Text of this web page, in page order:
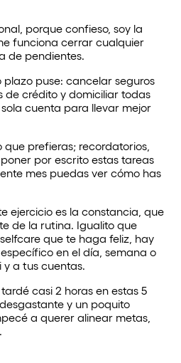
porque confieso, soy la
funciona cerrar cualquier
de pendientes.
plazo puse: cancelar seguros
de crédito y domiciliar todas
cuenta para llevar mejor
que prefieras; recordatorios,
por escrito estas tareas
mes puedas ver cómo has
ejercicio es la constancia, que
de la rutina. Igualito que
que te haga feliz, hay
en el día, semana o
a tus cuentas.
casi 2 horas en estas 5
y un poquito
a querer alinear metas,